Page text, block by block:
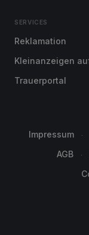
SERVICES
Reklamation
Kleinanzeigen
Trauerportal
Impressum
AGB